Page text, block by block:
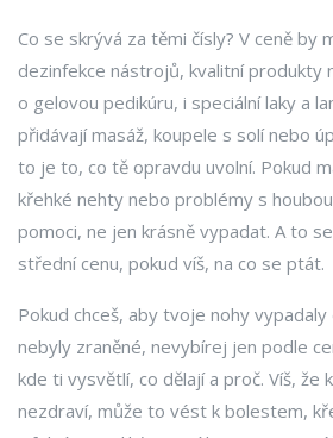
Co se skrývá za těmi čísly? V ceně by
dezinfekce nástrojů, kvalitní produkty
o gelovou pedikúru, i speciální laky a
přidávají masáž, koupele s solí nebo
to je to, co tě opravdu uvolní. Pokud
křehké nehty nebo problémy s
pomoci, ne jen krásně vypadat. A to
střední cenu, pokud víš, na co se ptát.
Pokud chceš, aby tvoje nohy
nebyly zraněné, nevybírej jen podle
kde ti vysvětlí, co dělají a proč. Víš, že
nezdraví, může to vést k bolestem,